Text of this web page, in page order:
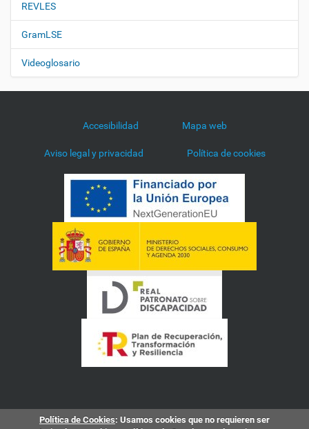
REVLES
GramLSE
Videoglosario
Accesibilidad Mapa web
Aviso legal y privacidad Política de cookies
Política de Cookies: Usamos cookies que no requieren ser